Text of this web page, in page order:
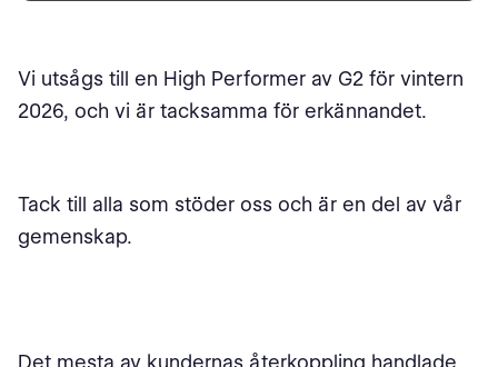
Vi utsågs till en High Performer av G2 för vintern
2026, och vi är tacksamma för erkännandet.
Tack till alla som stöder oss och är en del av vår
gemenskap.
Det mesta av kundernas återkoppling handlade